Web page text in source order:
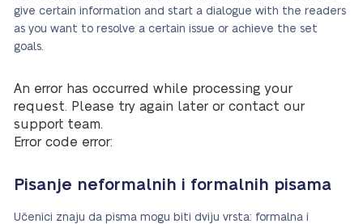
give certain information and start a dialogue with the readers
as you want to resolve a certain issue or achieve the set
goals.
An error has occurred while processing your
request. Please try again later or contact our
support team.
Error code error:
Pisanje neformalnih i formalnih pisama
Učenici znaju da pisma mogu biti dviju vrsta: formalna i